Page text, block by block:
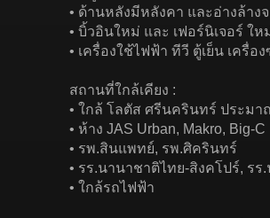
• ด้านหลังมีหลังคา และอ่างล้าง
• บิ้วอินใหม่ และ เฟอร์นิเจอร์ ให
• เครื่องใช้ไฟฟ้า ทีวี ตู้เย็น เครื่อ
สถานที่ใกล้เคียง :
• ใกล้ โลตัส ศรีนครินทร์ ประมา
• ห้าง JAS Urban, Makro, Big-C
• รพ.สินแพทย์, รพ.ศิครินทร์
• รร.นานาชาติไทย-สิงคโปร์, ร
• ใกล้รถไฟฟ้า